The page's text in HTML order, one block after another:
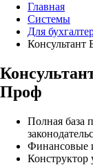
Главная
Системы
Для
Консультант
Проф
Полная база
Финансовые
Конструктор